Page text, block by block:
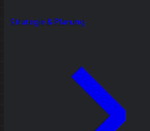
Strategie & Planung